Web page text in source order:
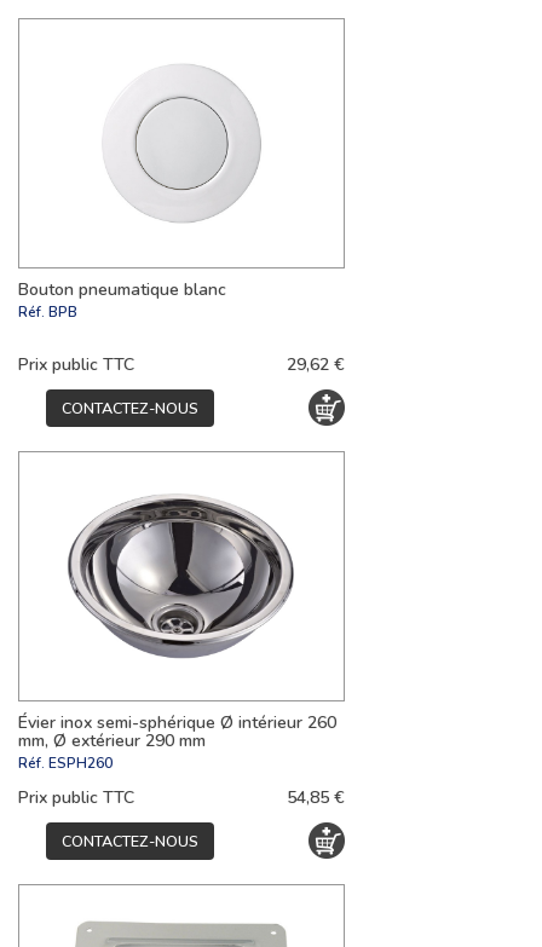
Bouton pneumatique blanc
Réf. BPB
Prix public TTC 29,62 €
CONTACTEZ-NOUS
Évier inox semi-sphérique Ø intérieur 260
mm, Ø extérieur 290 mm
Réf. ESPH260
Prix public TTC 54,85 €
CONTACTEZ-NOUS